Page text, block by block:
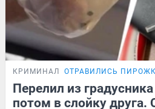
КРИМИНАЛ ОТРАВИЛИСЬ
Перелил из
потом в слойку друга.